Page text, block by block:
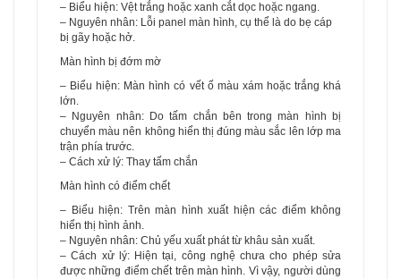
– Biểu hiện: Vệt trắng hoặc xanh cắt dọc hoặc ngang.
– Nguyên nhân: Lỗi panel màn hình, cụ thể là do bẹ cáp
bị gãy hoặc hở.
Màn hình bị đớm mờ
– Biểu hiện: Màn hình có vết ố màu xám hoặc trắng khá
lớn.
– Nguyên nhân: Do tấm chắn bên trong màn hình bị
chuyển màu nên không hiển thị đúng màu sắc lên lớp ma
trận phía trước.
– Cách xử lý: Thay tấm chắn
Màn hình có điểm chết
– Biểu hiện: Trên màn hình xuất hiện các điểm không
hiển thị hình ảnh.
– Nguyên nhân: Chủ yếu xuất phát từ khâu sản xuất.
– Cách xử lý: Hiện tại, công nghệ chưa cho phép sửa
được những điểm chết trên màn hình. Vì vậy, người dùng